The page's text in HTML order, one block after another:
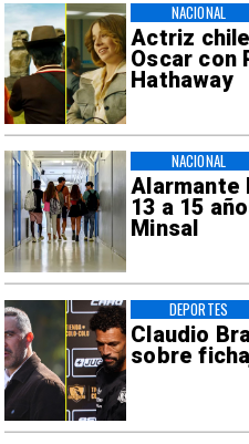
Actriz
Oscar con
Hathaway
NACIONAL
Alarmante
13 a 15
Minsal
NACIONAL
Claudio
sobre
DEPORTES